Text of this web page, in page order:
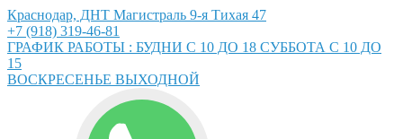
Краснодар, ДНТ Магистраль 9-я Тихая 47
+7 (918) 319-46-81
ГРАФИК РАБОТЫ : БУДНИ С 10 ДО 18 СУББОТА С 10 ДО
15
ВОСКРЕСЕНЬЕ ВЫХОДНОЙ